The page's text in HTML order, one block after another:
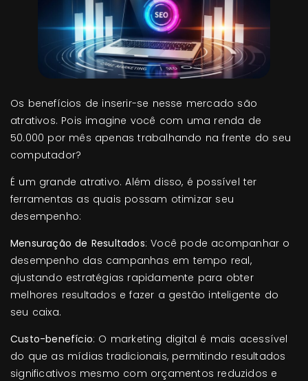
Os benefícios de inserir-se nesse mercado são
atrativos. Pois imagine você com uma renda de
50.000 por mês apenas trabalhando na frente do seu
computador?
É um grande atrativo. Além disso, é possível ter
ferramentas as quais possam otimizar seu
desempenho:
Mensuração de Resultados: Você pode acompanhar o
desempenho das campanhas em tempo real,
ajustando estratégias rapidamente para obter
melhores resultados e fazer a gestão inteligente do
seu caixa.
Custo-benefício: O marketing digital é mais acessível
do que as mídias tradicionais, permitindo resultados
significativos mesmo com orçamentos reduzidos e